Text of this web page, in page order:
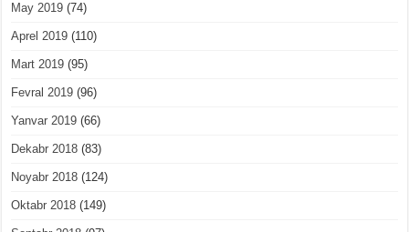
May 2019 (74)
Aprel 2019 (110)
Mart 2019 (95)
Fevral 2019 (96)
Yanvar 2019 (66)
Dekabr 2018 (83)
Noyabr 2018 (124)
Oktabr 2018 (149)